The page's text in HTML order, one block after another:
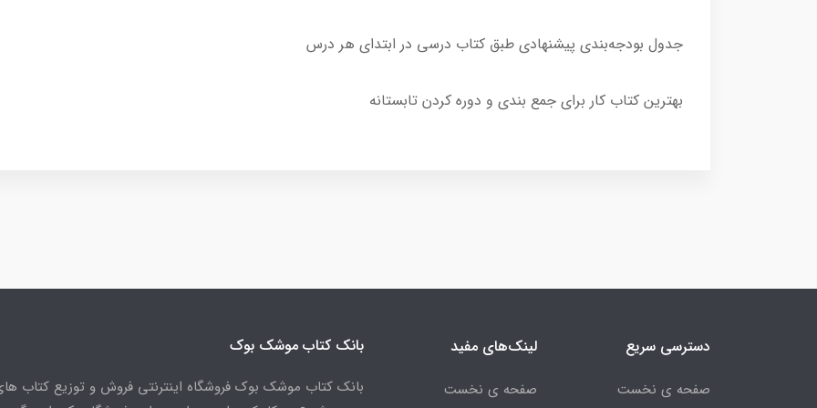
جدول بودجه‌بندی پیشنهادی طبق کتاب درسی در ابتدای هر درس
بهترین کتاب کار برای جمع بندی و دوره کردن تابستانه
دسترسی سریع
صفحه ی نخست
لینک‌های مفید
صفحه ی نخست
بانک کتاب موشک بوک
بانک کتاب موشک بوک فروشگاه اینترنتی فروش و توزیع کتاب